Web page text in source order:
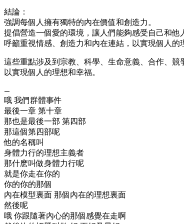
結論：
強調每個人擁有獨特的內在價值和創造力。
提倡營造一個愛的環境，讓人們能夠感受自己和他
呼籲重視情感、創造力和內在連結，以實現個人的
這些重點涉及到宗教、科學、生命意義、合作、
以實現個人的理想和幸福。
—
哦 我們群體事件
最後一章 第十章
那也是最後一部 第四部
那這個第四部呢
他的名稱叫
身體力行的理想主義者
那什麽叫做身體力行呢
就是你走在你的
你的你的那個
內在模型裏面 那個內在的理想裏面
然後呢
哦 你跟隨著內心的那個感覺在走啊